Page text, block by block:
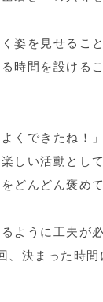
姿を見せるこ
時間を設ける
くできたね！
しい活動とし
どんどん褒め
ように工夫が
決まった時間